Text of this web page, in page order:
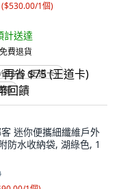
($530.00/1個)
計送達
費退貨
$75 (王道卡)
饋
迷你便攜細纖維戶外
防水收納袋, 湖綠色, 1